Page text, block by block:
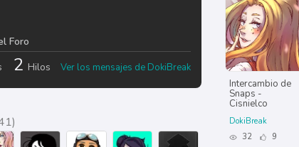
Foro
2 Hilos Ver los mensajes de DokiBreak
Intercambio de
Snaps -
Cisnielco
DokiBreak
32
9